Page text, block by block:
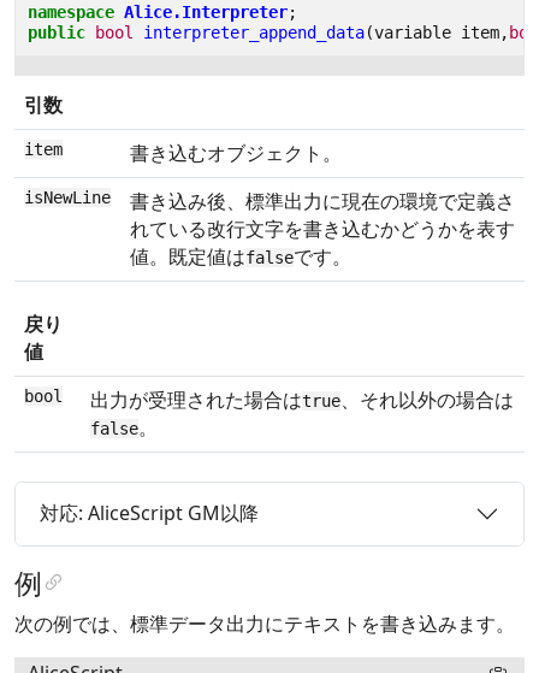
namespace Alice.Interpreter;
public
bool interpreter_append_data(variable item,
引数
item 書き込むオブジェクト。
isNewLine
書き込み後、標準出力に現在の環境で定義さ
れている改行文字を書き込むかどうかを表す
値。既定値はfalseです。
戻り
値
bool 出力が受理された場合はtrue、それ以外の場合は
false。
対応: AliceScript GM以降
例
次の例では、標準データ出力にテキストを書き込みます。